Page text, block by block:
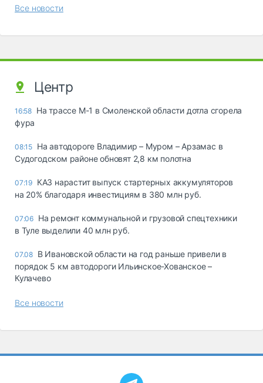
Все новости
Центр
16:58 На трассе М-1 в Смоленской области дотла сгорела
фура
08:15 На автодороге Владимир – Муром – Арзамас в
Судогодском районе обновят 2,8 км полотна
07:19 КАЗ нарастит выпуск стартерных аккумуляторов
на 20% благодаря инвестициям в 380 млн руб.
07:06 На ремонт коммунальной и грузовой спецтехники
в Туле выделили 40 млн руб.
07.08 В Ивановской области на год раньше привели в
порядок 5 км автодороги Ильинское-Хованское –
Кулачево
Все новости